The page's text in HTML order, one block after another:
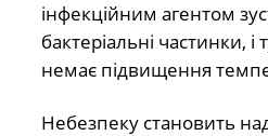
інфекційним агентом
бактеріальні частинки,
немає підвищення
Небезпеку становить